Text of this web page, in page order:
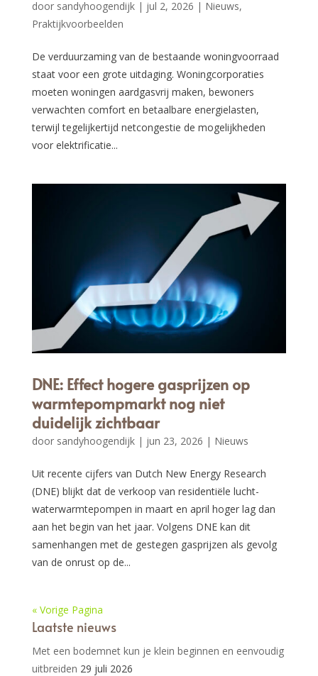
door sandyhoogendijk| jul 2, 2026 | Nieuws,
Praktijkvoorbeelden
De verduurzaming van de bestaande woningvoorraad
staat voor een grote uitdaging. Woningcorporaties
moeten woningen aardgasvrij maken, bewoners
verwachten comfort en betaalbare energielasten,
terwijl tegelijkertijd netcongestie de mogelijkheden
voor elektrificatie...
DNE: Effect hogere gasprijzen op
warmtepompmarkt nog niet
duidelijk zichtbaar
door sandyhoogendijk| jun 23, 2026 | Nieuws
Uit recente cijfers van Dutch New Energy Research
(DNE) blijkt dat de verkoop van residentiële lucht-
waterwarmtepompen in maart en april hoger lag dan
aan het begin van het jaar. Volgens DNE kan dit
samenhangen met de gestegen gasprijzen als gevolg
van de onrust op de...
« Vorige Pagina
Laatste nieuws
Met een bodemnet kun je klein beginnen en eenvoudig
uitbreiden 29 juli 2026